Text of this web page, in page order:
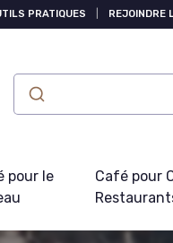
PRATIQUES REJOINDRE
pour le
Café pour